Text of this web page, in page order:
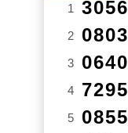
1 3056
2 0803
3 0640
4 7295
5 0855